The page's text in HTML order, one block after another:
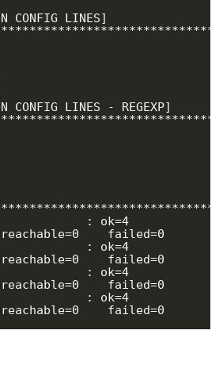
CONFIG LINES]
CONFIG LINES - REGEXP]
: ok=4
failed=0
: ok=4
failed=0
: ok=4
failed=0
: ok=4
failed=0